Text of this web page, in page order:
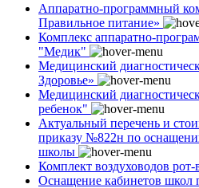
Аппаратно-программный
Правильное питание»
Комплекс аппаратно-
"Медик"
Медицинский
Здоровье»
Медицинский
ребенок"
Актуальный перечень и
приказу №822н по
школы
Комплект воздуховодов рот-
Оснащение кабинетов школ